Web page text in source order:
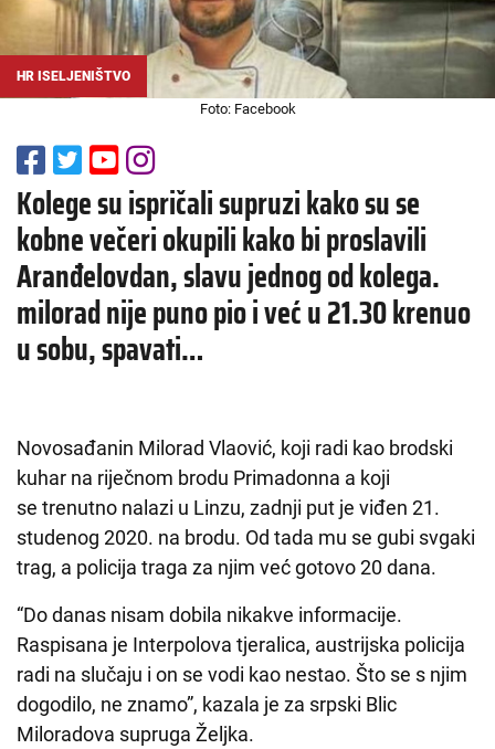
HR ISELJENIŠTVO
Foto: Facebook
Kolege su ispričali supruzi kako su se
kobne večeri okupili kako bi proslavili
Aranđelovdan, slavu jednog od kolega.
milorad nije puno pio i već u 21.30 krenuo
u sobu, spavati…
Novosađanin Milorad Vlaović, koji radi kao brodski
kuhar na riječnom brodu Primadonna a koji
se trenutno nalazi u Linzu, zadnji put je viđen 21.
studenog 2020. na brodu. Od tada mu se gubi svgaki
trag, a policija traga za njim već gotovo 20 dana.
“Do danas nisam dobila nikakve informacije.
Raspisana je Interpolova tjeralica, austrijska policija
radi na slučaju i on se vodi kao nestao. Što se s njim
dogodilo, ne znamo”, kazala je za srpski Blic
Miloradova supruga Željka.